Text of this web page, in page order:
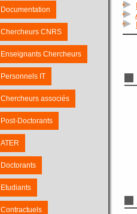
Documentation
Chercheurs CNRS
Enseignants Chercheurs
Personnels IT
Chercheurs associés
Post-Doctorants
ATER
Doctorants
Etudiants
Contractuels